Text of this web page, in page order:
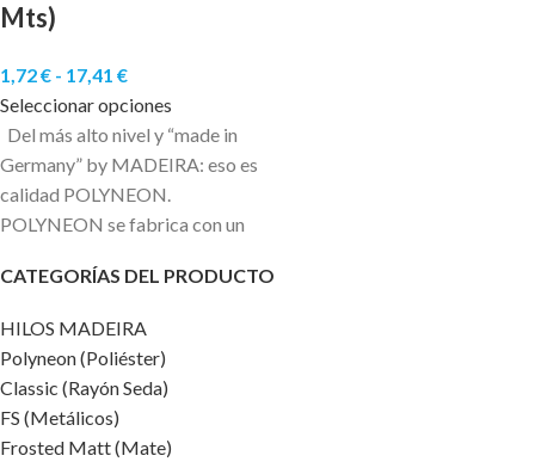
CATEGORÍAS DEL PRODUCTO
HILOS MADEIRA
Polyneon (Poliéster)
Classic (Rayón Seda)
FS (Metálicos)
Frosted Matt (Mate)
Mts)
1,72€ - 17,41 €
Seleccionar opciones
Del más alto nivel y “made in
Germany” by MADEIRA: eso es
calidad POLYNEON.
POLYNEON se fabrica con un